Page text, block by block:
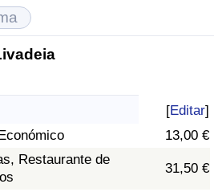
[Editar]
13,00 €
Restaurante de
31,50 €
Vida
Por País
Imóveis
Imóveis por País
de Vida (Atual)
vida por país